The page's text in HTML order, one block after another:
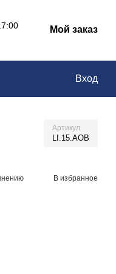
Мой заказ
Вход
Артикул
LI.15.AOB
В избранное